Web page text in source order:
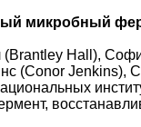
микробный
(Brantley Hall),
(Conor Jenkins),